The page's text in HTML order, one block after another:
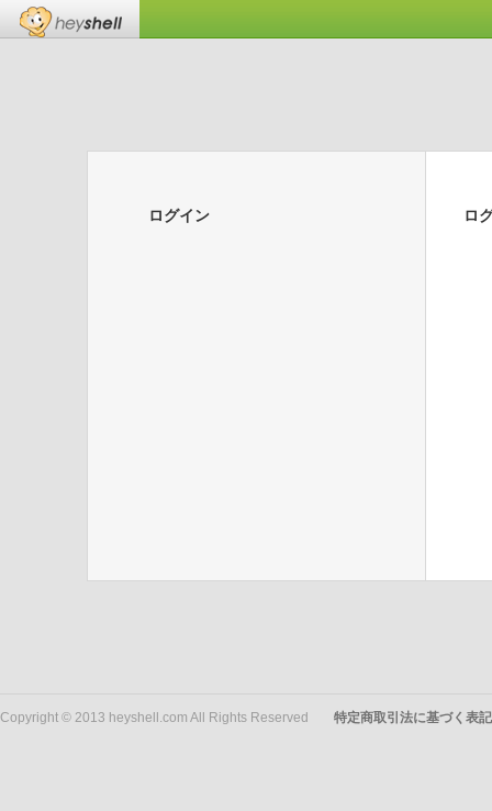
ログイン ロ
Copyright © 2013 heyshell.com All Rights Reserved 特定商取引法に基づく表記